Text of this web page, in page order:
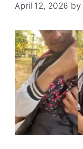
April 12, 2026 by